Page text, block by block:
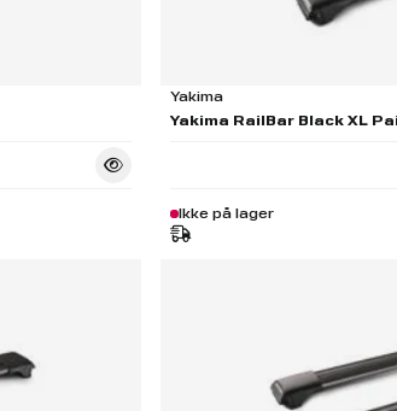
Yakima
Yakima RailBar Black XL
Ikke på lager